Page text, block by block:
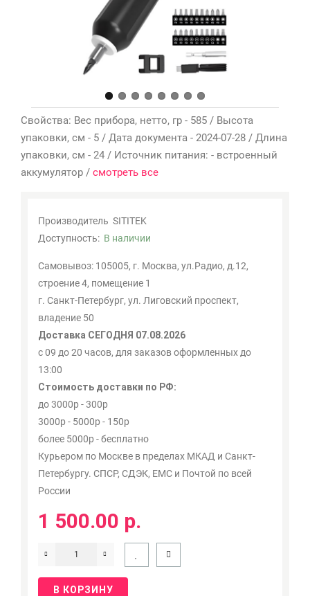
товаров
Свойства: Вес прибора, нетто, гр - 585 / Высота
упаковки, см - 5 / Дата документа - 2024-07-28 / Длина
упаковки, см - 24 / Источник питания: - встроенный
аккумулятор / смотреть все
Производитель SITITEK
Доступность: В наличии
Самовывоз: 105005, г. Москва, ул.Радио, д.12,
строение 4, помещение 1
г. Санкт-Петербург, ул. Лиговский проспект,
владение 50
Доставка СЕГОДНЯ 07.08.2026
с 09 до 20 часов, для заказов оформленных до
13:00
Стоимость доставки по РФ:
до 3000р - 300р
3000р - 5000р - 150р
более 5000р - бесплатно
Курьером по Москве в пределах МКАД и Санкт-
Петербургу. СПСР, СДЭК, ЕМС и Почтой по всей
России
1 500.00 р.
В КОРЗИНУ